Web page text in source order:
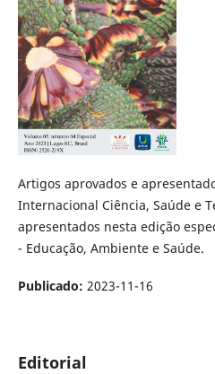
Artigos aprovados e
Internacional Ciência, Saúde e
apresentados nesta edição
- Educação, Ambiente e Saúde.
Publicado: 2023-11-16
Editorial